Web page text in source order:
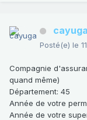
cayuga
Posté(e) le
Compagnie
quand même)
Département: 45
Année de votre
Année de votre